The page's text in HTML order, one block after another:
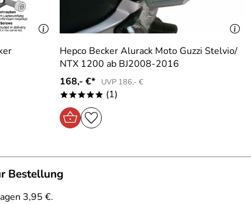
Hepco Becker Alurack Moto Guzzi Stelvio/
NTX 1200 ab BJ2008-2016
168,- €*
UVP 186,- €
***** (1)
Bestellung
3,95 €.